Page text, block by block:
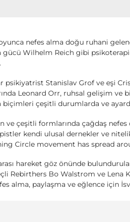
nefes alma doğu ruhani
gücü Wilhelm Reich gibi
psikiyatrist Stanislav Grof ve eşi
Leonard Orr, ruhsal gelişim ve
biçimleri çeşitli durumlarda ve
ve çeşitli formlarında çağdaş
kendi ulusal dernekler ve
Circle movement has spread
hareket göz önünde
Rebirthers Bo Walstrom ve Lena
alma, paylaşma ve eğlence için